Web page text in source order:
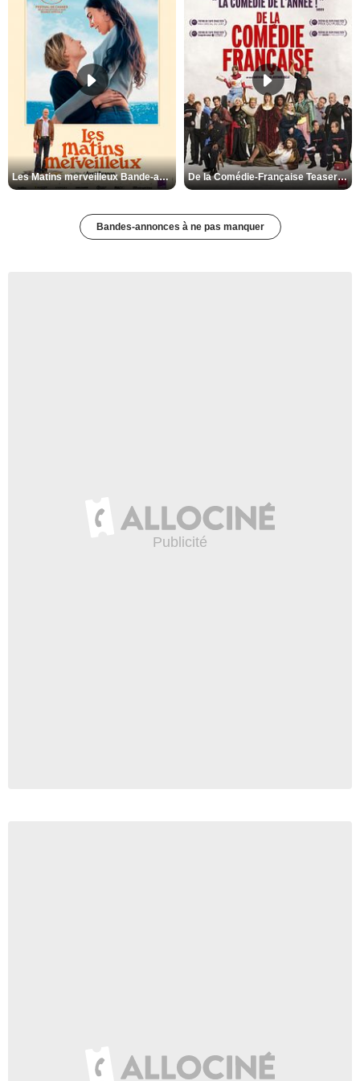
Les Matins merveilleux Bande-annonce VF De la Comédie-Française Teaser VF
Bandes-annonces à ne pas manquer